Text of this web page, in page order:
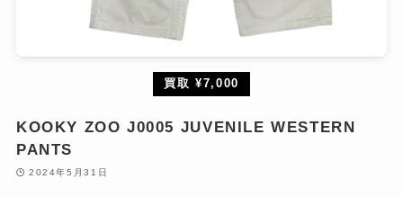
買取 ¥7,000
KOOKY ZOO J0005 JUVENILE WESTERN
PANTS
2024年5月31日